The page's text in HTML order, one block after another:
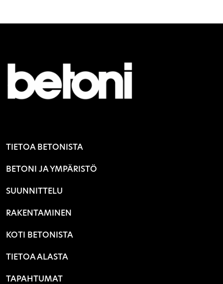
TIETOA BETONISTA
BETONI JA YMPÄRISTÖ
SUUNNITTELU
RAKENTAMINEN
KOTI BETONISTA
TIETOA ALASTA
TAPAHTUMAT